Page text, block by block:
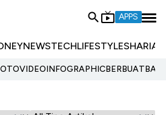
APPS
NEWSTECHLIFESTYLESHARIA
VIDEOINFOGRAPHIC